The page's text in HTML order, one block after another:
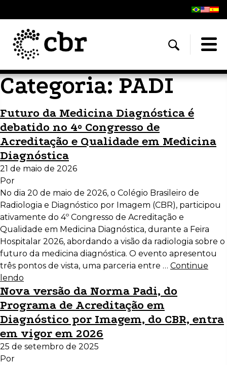
Categoria:PADI
Futuro da Medicina Diagnóstica é
debatido no 4º Congresso de
Acreditação e Qualidade em Medicina
Diagnóstica
21 de maio de 2026
Por
No dia 20 de maio de 2026, o Colégio Brasileiro de
Radiologia e Diagnóstico por Imagem (CBR), participou
ativamente do 4º Congresso de Acreditação e
Qualidade em Medicina Diagnóstica, durante a Feira
Hospitalar 2026, abordando a visão da radiologia sobre o
futuro da medicina diagnóstica. O evento apresentou
três pontos de vista, uma parceria entre … Continue
lendo
Nova versão da Norma Padi, do
Programa de Acreditação em
Diagnóstico por Imagem, do CBR, entra
em vigor em 2026
25 de setembro de 2025
Por